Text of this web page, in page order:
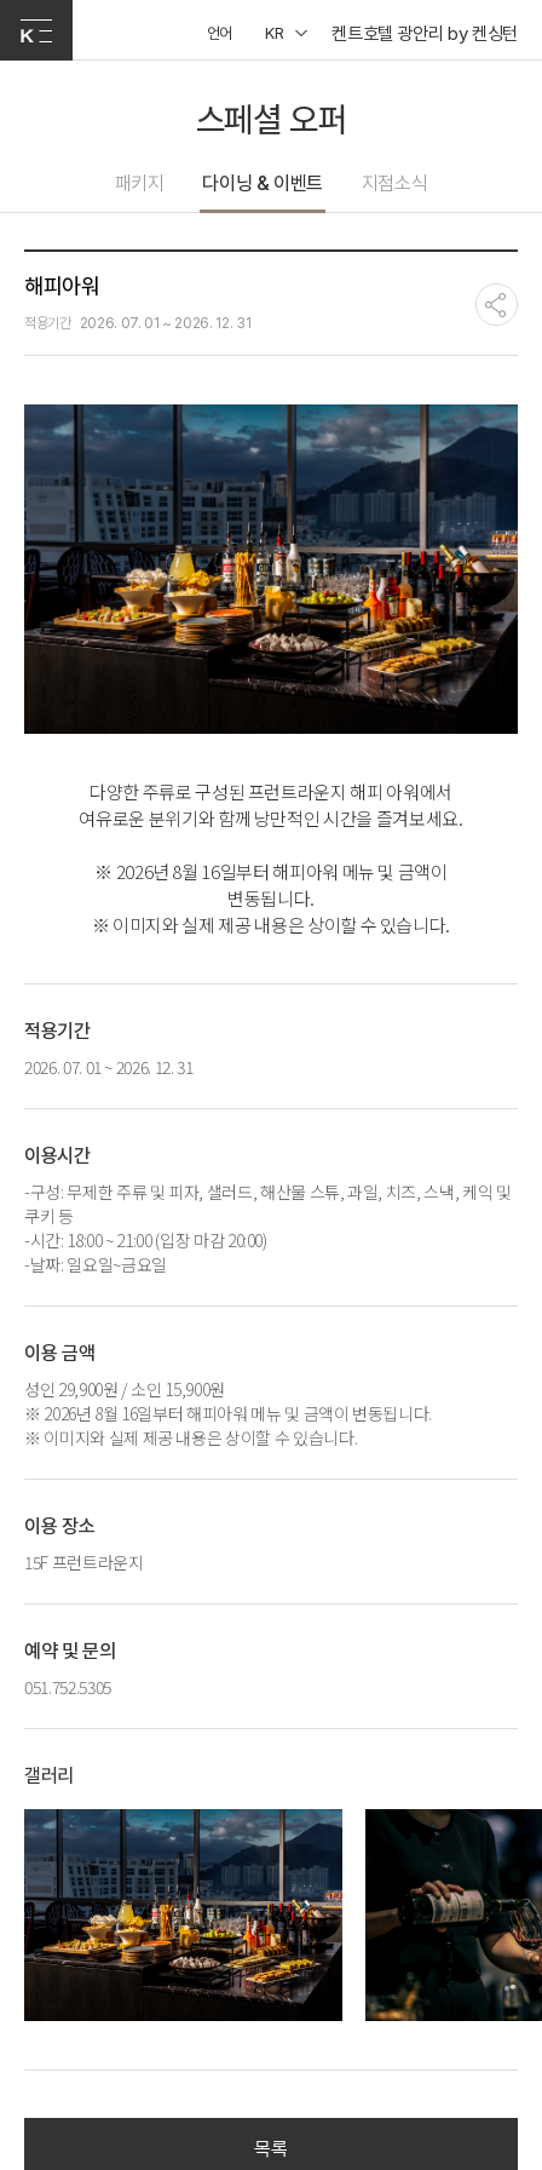
언어 KR 켄트호텔 광안리 by 켄싱턴
스페셜 오퍼
패키지 다이닝 & 이벤트 지점소식
해피아워
적용기간 2026. 07. 01 ~ 2026. 12. 31
다양한 주류로 구성된 프런트라운지 해피 아워에서
여유로운 분위기와 함께 낭만적인 시간을 즐겨보세요.
※ 2026년 8월 16일부터 해피아워 메뉴 및 금액이
변동됩니다.
※ 이미지와 실제 제공 내용은 상이할 수 있습니다.
적용기간
2026. 07. 01 ~ 2026. 12. 31
이용시간
-구성: 무제한 주류 및 피자, 샐러드, 해산물 스튜, 과일, 치즈, 스낵, 케익 및
쿠키 등
-시간: 18:00 ~ 21:00 (입장 마감 20:00)
-날짜: 일요일~금요일
이용 금액
성인 29,900원 / 소인 15,900원
※ 2026년 8월 16일부터 해피아워 메뉴 및 금액이 변동됩니다.
※ 이미지와 실제 제공 내용은 상이할 수 있습니다.
이용 장소
15F 프런트라운지
예약 및 문의
051.752.5305
갤러리
목록